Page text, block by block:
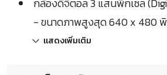
กล้องดิจิตอล 3 แสนพิกเซล
- ขนาดภาพสูงสุด 640 x 480 พิ
แสดงเพิ่มเติม